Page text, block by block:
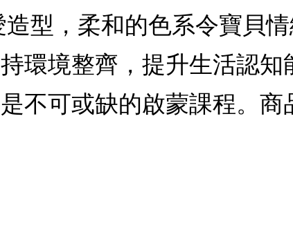
型，柔和的色系令寶貝
環境整齊，提升生活認
不可或缺的啟蒙課程。商